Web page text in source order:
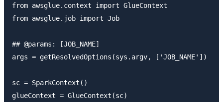
from awsglue.context import GlueContext
from awsglue.job import Job
## @params: [JOB_NAME]
args = getResolvedOptions(sys.argv, ['JOB_NAME'])
sc = SparkContext()
glueContext = GlueContext(sc)